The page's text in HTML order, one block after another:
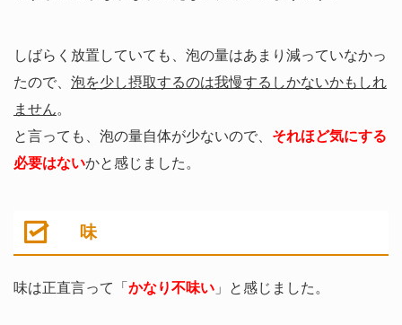
しばらく放置していても、泡の量はあまり減っていなかっ
たので、 泡を少し摂取するのは我慢するしかないかもしれ
ません。
と言っても、泡の量自体が少ないので、 それほど気にする
必要はないかと感じました。
味
味は正直言って「かなり不味い 」と感じました。